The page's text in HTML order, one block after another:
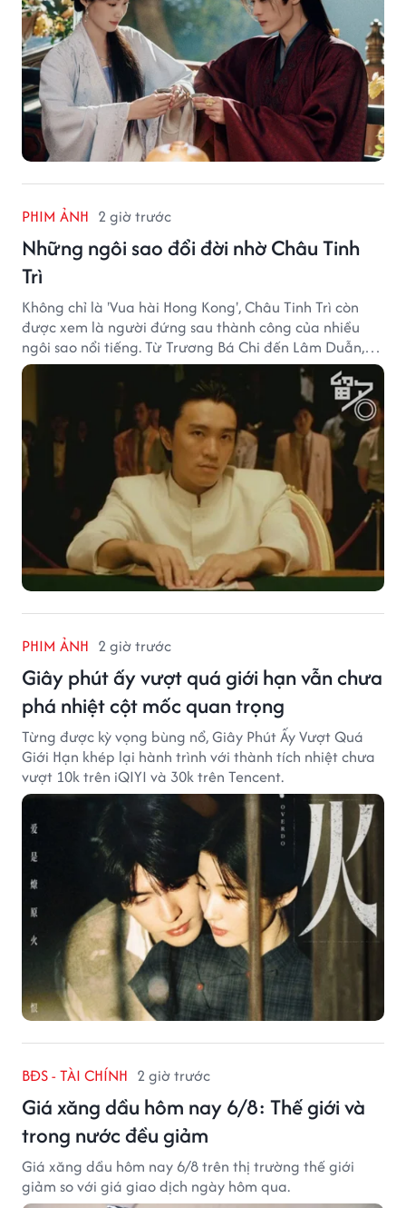
PHIM ẢNH 2 giờ trước
Những ngôi sao đổi đời nhờ Châu Tinh
Trì
Không chỉ là 'Vua hài Hong Kong', Châu Tinh Trì còn
được xem là người đứng sau thành công của nhiều
ngôi sao nổi tiếng. Từ Trương Bá Chi đến Lâm Duẫn,
không ít diễn viên đã bước sang trang mới trong sự
nghiệp nhờ cơ hội từ Châu Tinh Trì.
PHIM ẢNH 2 giờ trước
Giây phút ấy vượt quá giới hạn vẫn chưa
phá nhiệt cột mốc quan trọng
Từng được kỳ vọng bùng nổ, Giây Phút Ấy Vượt Quá
Giới Hạn khép lại hành trình với thành tích nhiệt chưa
vượt 10k trên iQIYI và 30k trên Tencent.
BĐS - TÀI CHÍNH 2 giờ trước
Giá xăng dầu hôm nay 6/8: Thế giới và
trong nước đều giảm
Giá xăng dầu hôm nay 6/8 trên thị trường thế giới
giảm so với giá giao dịch ngày hôm qua.